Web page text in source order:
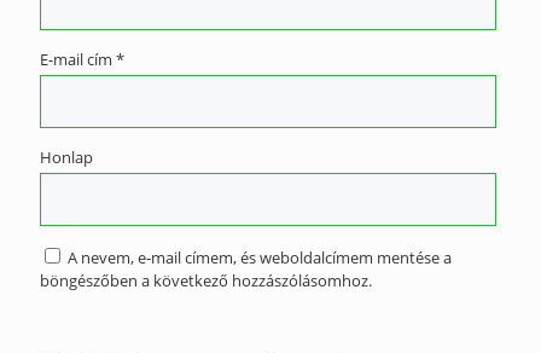
E-mail cím *
Honlap
A nevem, e-mail címem, és weboldalcímem mentése a
böngészőben a következő hozzászólásomhoz.